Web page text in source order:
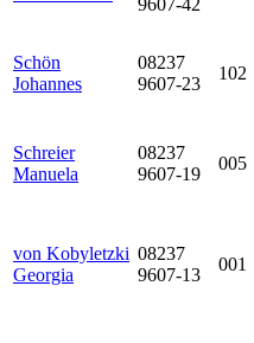
9607-42
Schön
Johannes
08237
9607-23
102
Schreier
Manuela
08237
9607-19
005
von Kobyletzki
Georgia
08237
9607-13
001